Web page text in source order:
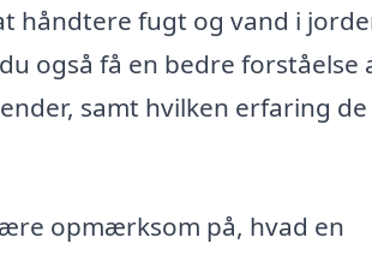
håndtere fugt og vand i
også få en bedre forståelse
samt hvilken erfaring
opmærksom på, hvad en